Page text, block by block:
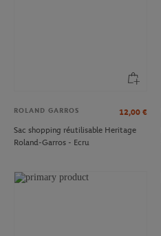
ROLAND GARROS 12,00 €
Sac shopping réutilisable Heritage
Roland-Garros - Ecru